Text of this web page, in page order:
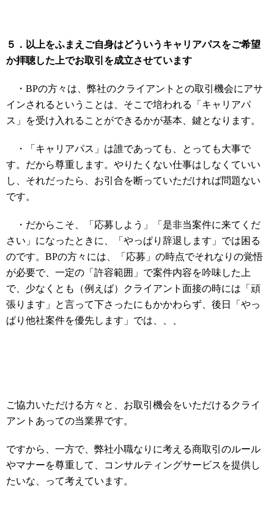
５．以上をふまえご自身はどういうキャリアパスをご希望
か拝聴した上でお取引を成立させています
・BPの方々は、弊社のクライアントとの取引機会にアサ
インされるということは、そこで培われる「キャリアパ
ス」を受け入れることができるかが基本、鍵となります。
・「キャリアパス」は誰であっても、とっても大事で
す。だから尊重します。やりたくない仕事はしなくていい
し、それだったら、お引合を断っていただければ問題ない
です。
・だからこそ、「応募しよう」「是非当案件に来てくだ
さい」になったときに、「やっぱり辞退します」では困る
のです。BPの方々には、「応募」の時点でそれなりの覚悟
が必要で、一定の「許容範囲」で案件内容を吟味した上
で、少なくとも（例えば）クライアント面接の時には「頑
張ります」と言って下さったにもかかわらず、後日「やっ
ぱり他社案件を優先します」では、、、
ご協力いただける方々と、お取引機会をいただけるクライ
アントあっての当業界です。
ですから、一方で、弊社小職なりに考える商取引のルール
やマナーを尊重して、コンサルティングサービスを提供し
たいな、って考えています。